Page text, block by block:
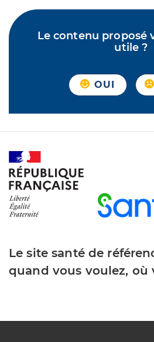
Le contenu proposé
utile ?
OUI
Le site santé de
quand vous voulez, où